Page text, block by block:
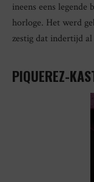
ineens eens
horloge. Het werd
zestig dat indertijd
PIQUEREZ-